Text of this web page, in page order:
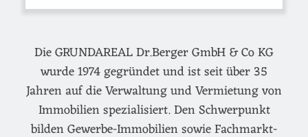
Die GRUNDAREAL Dr.Berger GmbH & Co KG
wurde 1974 gegründet und ist seit über 35
Jahren auf die Verwaltung und Vermietung von
Immobilien spezialisiert. Den Schwerpunkt
bilden Gewerbe-Immobilien sowie Fachmarkt-